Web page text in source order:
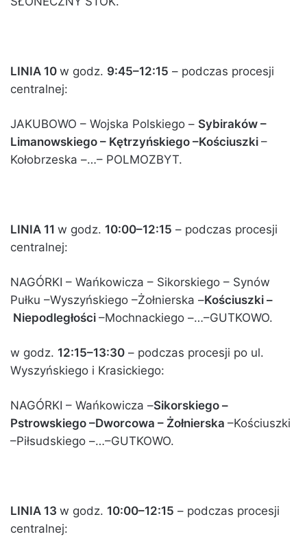
LINIA 10 w godz. 9:45–12:15 – podczas procesji
centralnej:
JAKUBOWO – Wojska Polskiego – Sybiraków –
Limanowskiego – Kętrzyńskiego –Kościuszki –
Kołobrzeska –…– POLMOZBYT.
LINIA 11 w godz. 10:00–12:15 – podczas procesji
centralnej:
NAGÓRKI – Wańkowicza – Sikorskiego – Synów
Pułku –Wyszyńskiego –Żołnierska –Kościuszki –
Niepodległości –Mochnackiego –…–GUTKOWO.
w godz. 12:15–13:30 – podczas procesji po ul.
Wyszyńskiego i Krasickiego:
NAGÓRKI – Wańkowicza –Sikorskiego –
Pstrowskiego –Dworcowa – Żołnierska –Kościuszki
–Piłsudskiego –…–GUTKOWO.
LINIA 13 w godz. 10:00–12:15 – podczas procesji
centralnej: